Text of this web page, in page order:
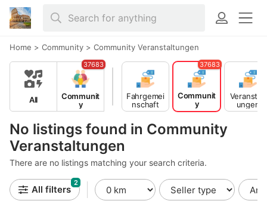
Home > Community > Community Veranstaltungen
No listings found in Community
Veranstaltungen
There are no listings matching your search criteria.
All
Communit
y
37683
Fahrgemei
nschaft
Communit
y
Veranstalt
37683
Veranstalt
ungen
All filters
2